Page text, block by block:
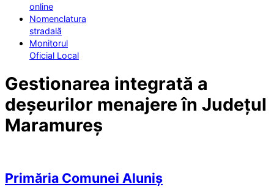
online
Nomenclatura
stradală
Monitorul
Oficial Local
Gestionarea integrată a
deșeurilor menajere în Județul
Maramureș
Primăria Comunei Aluniș